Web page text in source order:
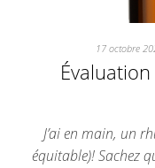
17 octobre
J’ai en main, un
équitable)! Sachez